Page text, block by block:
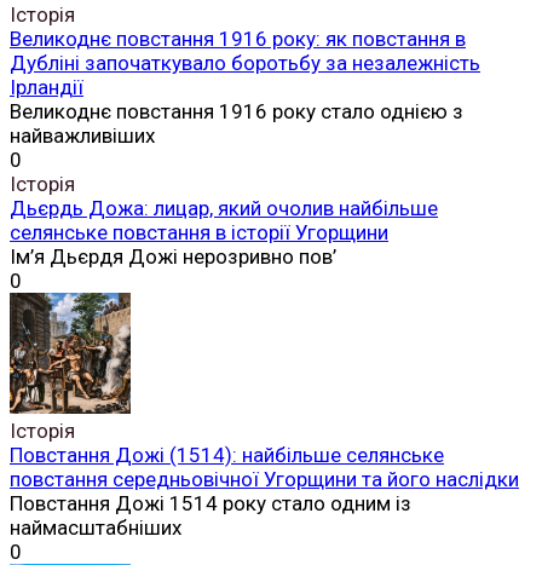
Історія
Великоднє повстання 1916 року: як повстання в
Дубліні започаткувало боротьбу за незалежність
Ірландії
Великоднє повстання 1916 року стало однією з
найважливіших
0
Історія
Дьєрдь Дожа: лицар, який очолив найбільше
селянське повстання в історії Угорщини
Ім’я Дьєрдя Дожі нерозривно пов’
0
Історія
Повстання Дожі (1514): найбільше селянське
повстання середньовічної Угорщини та його наслідки
Повстання Дожі 1514 року стало одним із
наймасштабніших
0